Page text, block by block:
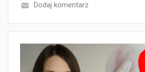
Dodaj komentarz